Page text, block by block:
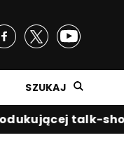
SZUKAJ
talk-show